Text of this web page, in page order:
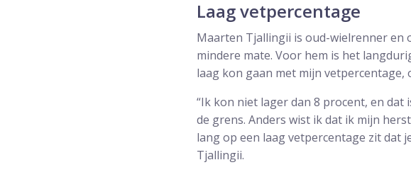
Laag vetpercentage
Maarten Tjallingii is oud-wielrenner en
mindere mate. Voor hem is het
laag kon gaan met mijn vetpercentage,
“Ik kon niet lager dan 8 procent, en dat
de grens. Anders wist ik dat ik mijn
lang op een laag vetpercentage zit dat
Tjallingii.